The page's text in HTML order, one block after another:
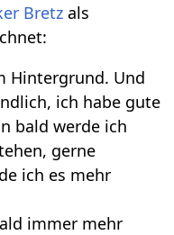
Bretz als
Hintergrund. Und
ich habe gute
bald werde ich
gerne
ich es mehr
immer mehr